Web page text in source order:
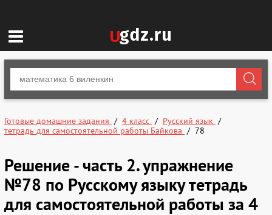
Готовые домашние задания 4 класс
Русский язык
тетрадь для самостоятельной работы Байкова
78
Решение - часть 2. упражнение
№78 по Русскому языку тетрадь
для самостоятельной работы за 4